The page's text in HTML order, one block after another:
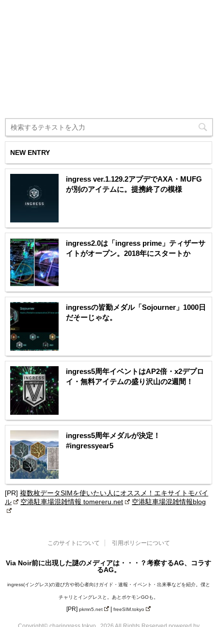
NEW ENTRY
ingress ver.1.129.2アプデでAXA・MUFG
が別のアイテムに。提携終了の模様
ingress2.0は「ingress prime」ティザーサ
イトがオープン。2018年にスタートか
ingressの皆勤メダル「Sojourner」1000日
だそーじゃな。
ingress5周年イベントはAP2倍・x2デプロ
イ・無料アイテムの盛り沢山の2週間！
ingress5周年メダルが決定！
#ingressyear5
[PR] 複数枚データSIMを使いたい人にオススメ！エキサイトモバイ
ル
空港駐車場混雑情報 tomereru.net 空港駐車場混雑情報blog
このサイトについて 引用ポリシーについて
Via Noir前に出現した謎のメディアは・・・？考察するAG、コラす
るAG。
ingress(イングレス)の遊び方や初心者向けガイド・速報・イベント・出来事などを紹介。僕と
チャリとイングレスと。あとポケモンGOも。
[PR]pkmn5.net | freeSIM.tokyo